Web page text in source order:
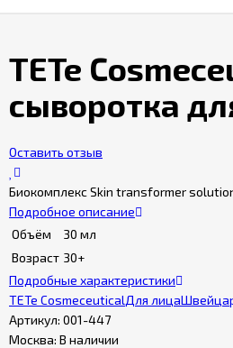
TETe
сыворотка
Оставить отзыв
Биокомплекс Skin transformer
Подробное описание
Объём
30 мл
Возраст 30+
Подробные характеристики
TETe CosmeceuticalДля лица
Артикул: 001-447
Москва: В наличии